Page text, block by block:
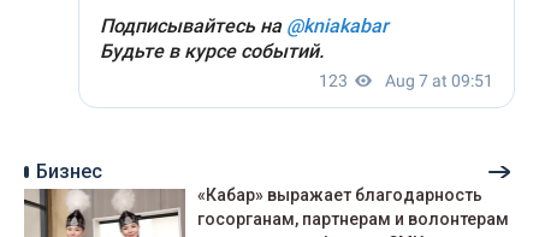
Бизнес
«Кабар» выражает благодарность
госорганам, партнерам и волонтерам